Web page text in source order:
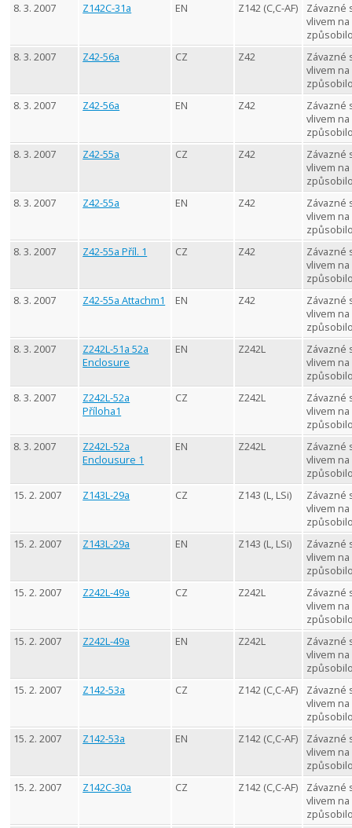
8. 3. 2007
Z142C-31a EN Z142 (C,C-AF)
Závazné
vlivem na
8. 3. 2007
Z42-56a CZ Z42
Závazné
vlivem na
8. 3. 2007
Z42-56a EN Z42
Závazné
vlivem na
8. 3. 2007
Z42-55a CZ Z42
Závazné
vlivem na
8. 3. 2007
Z42-55a EN Z42
Závazné
vlivem na
8. 3. 2007
Z42-55a Příl. 1 CZ Z42
Závazné
vlivem na
8. 3. 2007
Z42-55a Attachm1 EN Z42
Závazné
vlivem na
8. 3. 2007
Z242L-51a 52a
Enclosure
EN Z242L
Závazné
vlivem na
8. 3. 2007
Z242L-52a
Příloha1
CZ Z242L
Závazné
vlivem na
8. 3. 2007
Z242L-52a
Enclousure 1
EN Z242L
Závazné
vlivem na
15. 2. 2007
Z143L-29a CZ Z143 (L, LSi)
Závazné
vlivem na
15. 2. 2007
Z143L-29a EN Z143 (L, LSi)
Závazné
vlivem na
15. 2. 2007
Z242L-49a CZ Z242L
Závazné
vlivem na
15. 2. 2007
Z242L-49a EN Z242L
Závazné
vlivem na
15. 2. 2007
Z142-53a CZ Z142 (C,C-AF)
Závazné
vlivem na
15. 2. 2007
Z142-53a EN Z142 (C,C-AF)
Závazné
vlivem na
15. 2. 2007
Z142C-30a CZ Z142 (C,C-AF)
Závazné
vlivem na